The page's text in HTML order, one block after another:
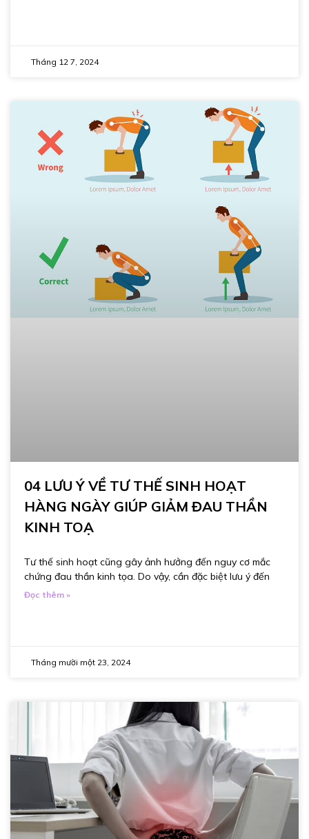
Tháng 12 7, 2024
04 LƯU Ý VỀ TƯ THẾ SINH HOẠT
HÀNG NGÀY GIÚP GIẢM ĐAU THẦN
KINH TOẠ
Tư thế sinh hoạt cũng gây ảnh hưởng đến nguy cơ mắc
chứng đau thần kinh tọa. Do vậy, cần đặc biệt lưu ý đến
Đọc thêm »
Tháng mười một 23, 2024